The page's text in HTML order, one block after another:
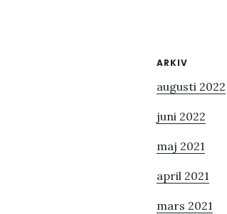
Primärt
sidofält
ARKIV
augusti 2022
juni 2022
maj 2021
april 2021
mars 2021